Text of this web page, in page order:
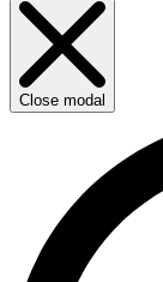
Close modal